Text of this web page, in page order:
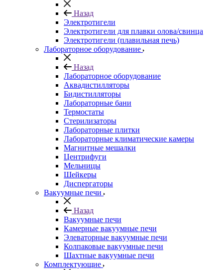
Назад
Электротигели
Электротигели для плавки олова/свинца
Электротигели (плавильная печь)
Лабораторное оборудование
Назад
Лабораторное оборудование
Аквадистилляторы
Бидистилляторы
Лабораторные бани
Термостаты
Стерилизаторы
Лабораторные плитки
Лабораторные климатические камеры
Магнитные мешалки
Центрифуги
Мельницы
Шейкеры
Диспергаторы
Вакуумные печи
Назад
Вакуумные печи
Камерные вакуумные печи
Элеваторные вакуумные печи
Колпаковые вакуумные печи
Шахтные вакуумные печи
Комплектующие